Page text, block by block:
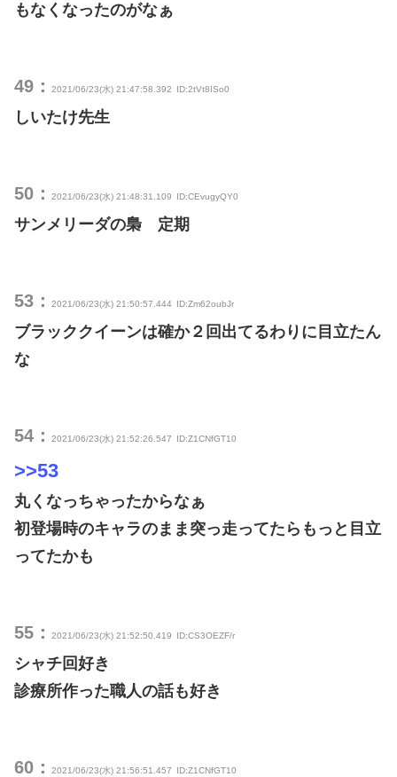
もなくなったのがなぁ
49： 2021/06/23(水) 21:47:58.392 ID:2tVt8ISo0
しいたけ先生
50： 2021/06/23(水) 21:48:31.109 ID:CEvugyQY0
サンメリーダの梟 定期
53： 2021/06/23(水) 21:50:57.444 ID:Zm62oubJr
ブラッククイーンは確か２回出てるわりに目立たん
な
54： 2021/06/23(水) 21:52:26.547 ID:Z1CNfGT10
>>53
丸くなっちゃったからなぁ
初登場時のキャラのまま突っ走ってたらもっと目立
ってたかも
55： 2021/06/23(水) 21:52:50.419 ID:CS3OEZF/r
シャチ回好き
診療所作った職人の話も好き
60： 2021/06/23(水) 21:56:51.457 ID:Z1CNfGT10